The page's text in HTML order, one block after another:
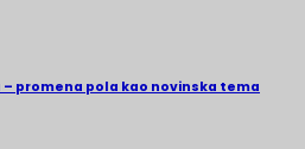
promena pola kao novinska tema